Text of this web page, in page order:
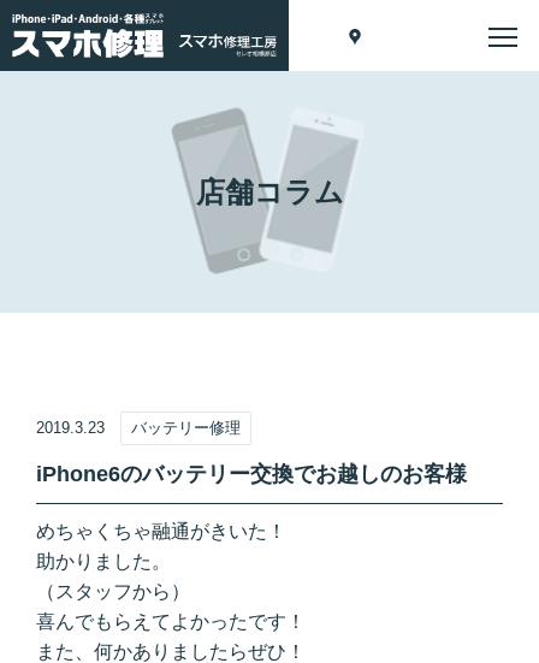
店舗コラム
2019.3.23 バッテリー修理
iPhone6のバッテリー交換でお越しのお客様
めちゃくちゃ融通がきいた！
助かりました。
（スタッフから）
喜んでもらえてよかったです！
また、何かありましたらぜひ！